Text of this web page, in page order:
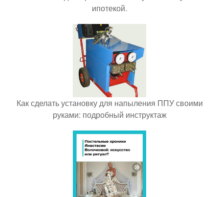
ипотекой.
Как сделать установку для напыления ППУ своими
руками: подробный инструктаж